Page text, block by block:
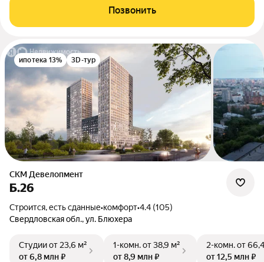
Позвонить
ипотека 13% 3D-тур
СКМ Девелопмент
Б.26
Строится, есть сданные•комфорт•4.4 (105)
Свердловская обл., ул. Блюхера
Студииот 23,6 м²
от 6,8 млн ₽
1-комн.от 38,9 м²
от 8,9 млн ₽
2-комн.от
от 12,5 млн ₽